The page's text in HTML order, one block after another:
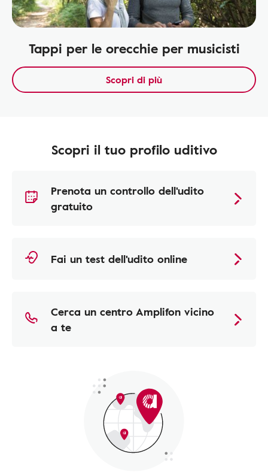
Tappi per le orecchie per musicisti
Scopri di più
Scopri il tuo profilo uditivo
Prenota un controllo dell'udito
gratuito
Fai un test dell'udito online
Cerca un centro Amplifon vicino
a te